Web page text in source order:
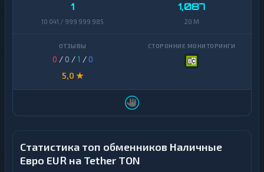
1
10 041 / 999 999 985
1,087
20 M
0 / 0 /1 /0
5,0 ★
Статистика топ обменников Наличные
Евро EUR на Tether TON